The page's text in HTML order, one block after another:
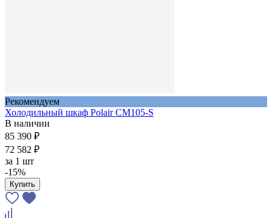
Рекомендуем
Холодильный шкаф Polair CM105-S
В наличии
85 390 ₽
72 582 ₽
за 1 шт
-15%
Купить